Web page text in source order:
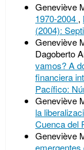
Geneviève
1970-2004 ,
(2004):
Geneviève
Dagoberto
vamos? A
financiera
Pacífico:
Geneviève
la
Cuenca del
Geneviève
emergentes